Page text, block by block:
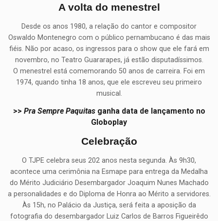
A volta do menestrel
Desde os anos 1980, a relação do cantor e compositor
Oswaldo Montenegro com o público pernambucano é das mais
fiéis. Não por acaso, os ingressos para o show que ele fará em
novembro, no Teatro Guararapes, já estão disputadíssimos.
O menestrel está comemorando 50 anos de carreira. Foi em
1974, quando tinha 18 anos, que ele escreveu seu primeiro
musical.
>> Pra Sempre Paquitasganha data de lançamento no
Globoplay
Celebração
O TJPE celebra seus 202 anos nesta segunda. Às 9h30,
acontece uma cerimônia na Esmape para entrega da Medalha
do Mérito Judiciário Desembargador Joaquim Nunes Machado
a personalidades e do Diploma de Honra ao Mérito a servidores.
Às 15h, no Palácio da Justiça, será feita a aposição da
fotografia do desembargador Luiz Carlos de Barros Figueirêdo